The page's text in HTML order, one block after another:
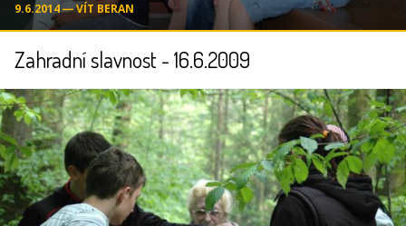
9.6.2014 ― VÍT BERAN
Zahradní slavnost - 16.6.2009